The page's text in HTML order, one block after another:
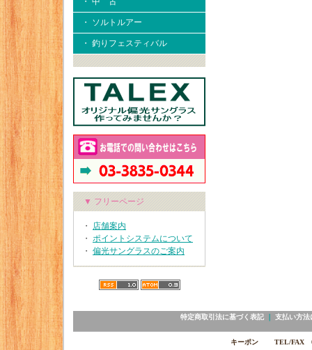
・ ソルトルアー
・ 釣りフェスティバル
▼ フリーページ
・ 店舗案内
・ ポイントシステムについて
・ 偏光サングラスのご案内
特定商取引法に基づく表記｜ 支払い方法
キーポン TEL/FAX